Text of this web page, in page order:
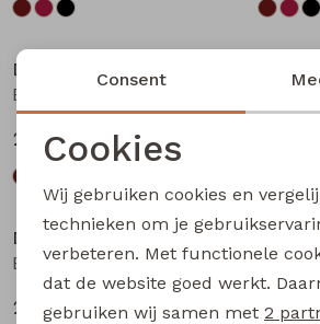
D-zine
24,99
D-zine
D-zine
Babse W20238 meisjes sweatshirt Kit
24,99
D-zine
24,99
Noodzakelijke cookies
Analytische cookies
Marketing cookies
Consent
Cookies
Wij gebruiken cookies en
technieken om je
verbeteren. Met functionele
dat de website goed werkt.
gebruiken wij samen met 2